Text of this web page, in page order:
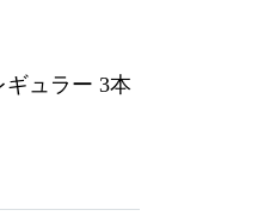
ュラー 3本